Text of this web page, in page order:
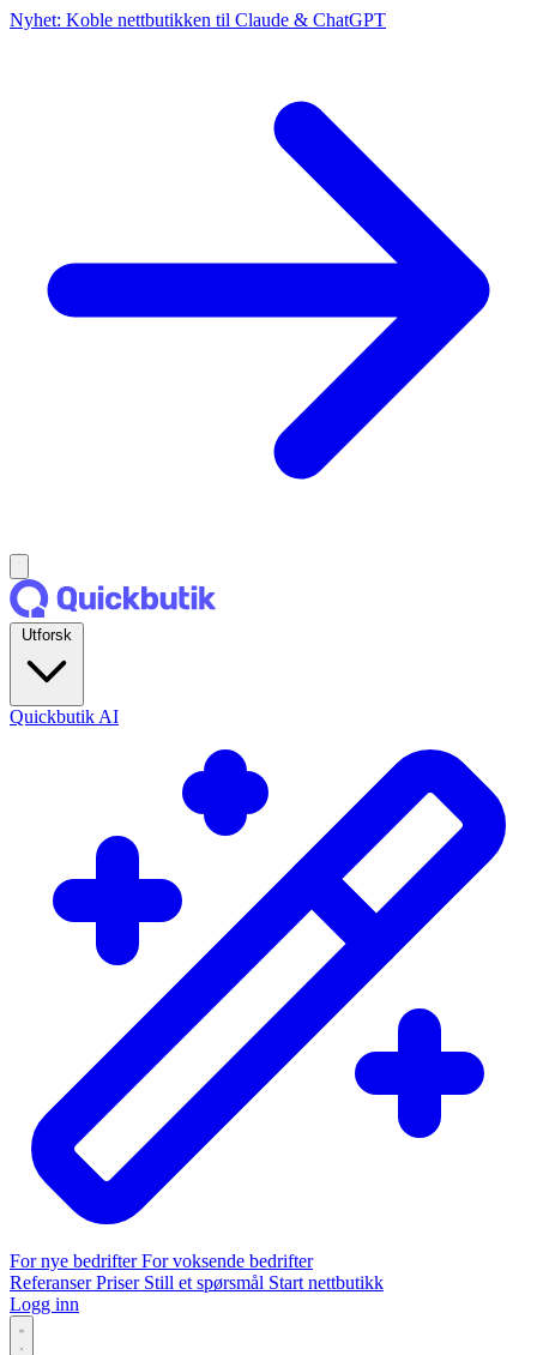
Nyhet: Koble nettbutikken til Claude & ChatGPT
Quickbutik AI
For nye bedrifterFor voksende bedrifter
ReferanserPriser Still et spørsmål Start nettbutikk
Logg inn